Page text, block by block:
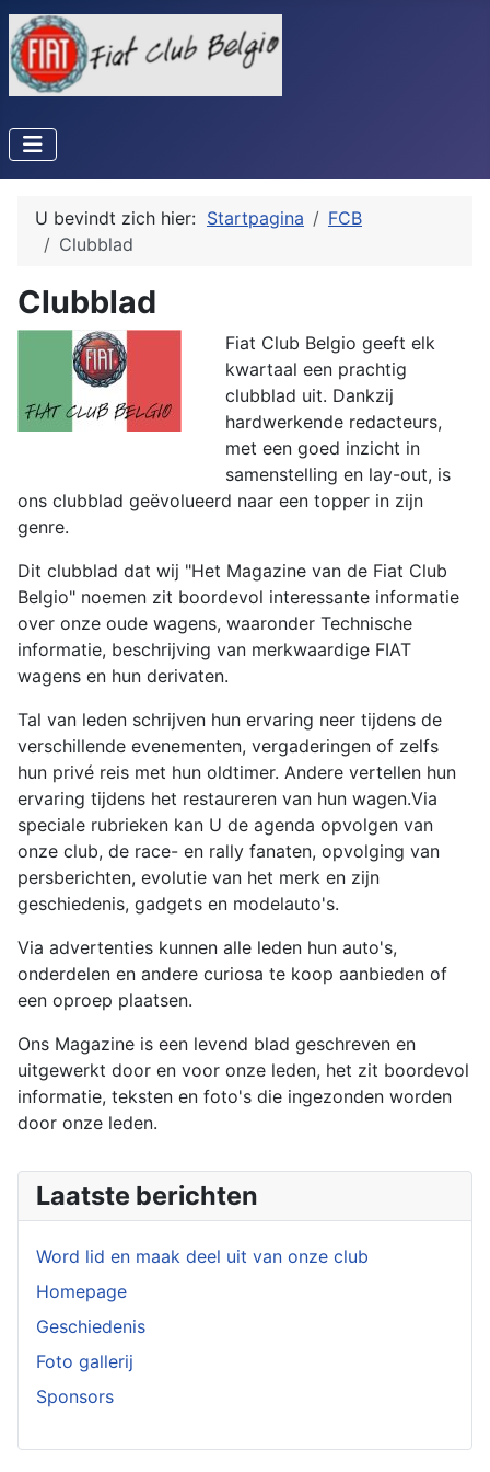
U bevindt zich hier: Startpagina
FCB
Clubblad
Clubblad
Fiat Club Belgio geeft elk
kwartaal een prachtig
clubblad uit. Dankzij
hardwerkende redacteurs,
met een goed inzicht in
samenstelling en lay-out, is
ons clubblad geëvolueerd naar een topper in zijn
genre.
Dit clubblad dat wij "Het Magazine van de Fiat Club
Belgio" noemen zit boordevol interessante informatie
over onze oude wagens, waaronder Technische
informatie, beschrijving van merkwaardige FIAT
wagens en hun derivaten.
Tal van leden schrijven hun ervaring neer tijdens de
verschillende evenementen, vergaderingen of zelfs
hun privé reis met hun oldtimer. Andere vertellen hun
ervaring tijdens het restaureren van hun wagen.Via
speciale rubrieken kan U de agenda opvolgen van
onze club, de race- en rally fanaten, opvolging van
persberichten, evolutie van het merk en zijn
geschiedenis, gadgets en modelauto's.
Via advertenties kunnen alle leden hun auto's,
onderdelen en andere curiosa te koop aanbieden of
een oproep plaatsen.
Ons Magazine is een levend blad geschreven en
uitgewerkt door en voor onze leden, het zit boordevol
informatie, teksten en foto's die ingezonden worden
door onze leden.
Laatste berichten
Word lid en maak deel uit van onze club
Homepage
Geschiedenis
Foto gallerij
Sponsors